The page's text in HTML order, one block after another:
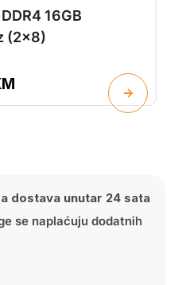
16GB
(2x8)
dostava unutar 24 sata
se naplaćuju dodatnih